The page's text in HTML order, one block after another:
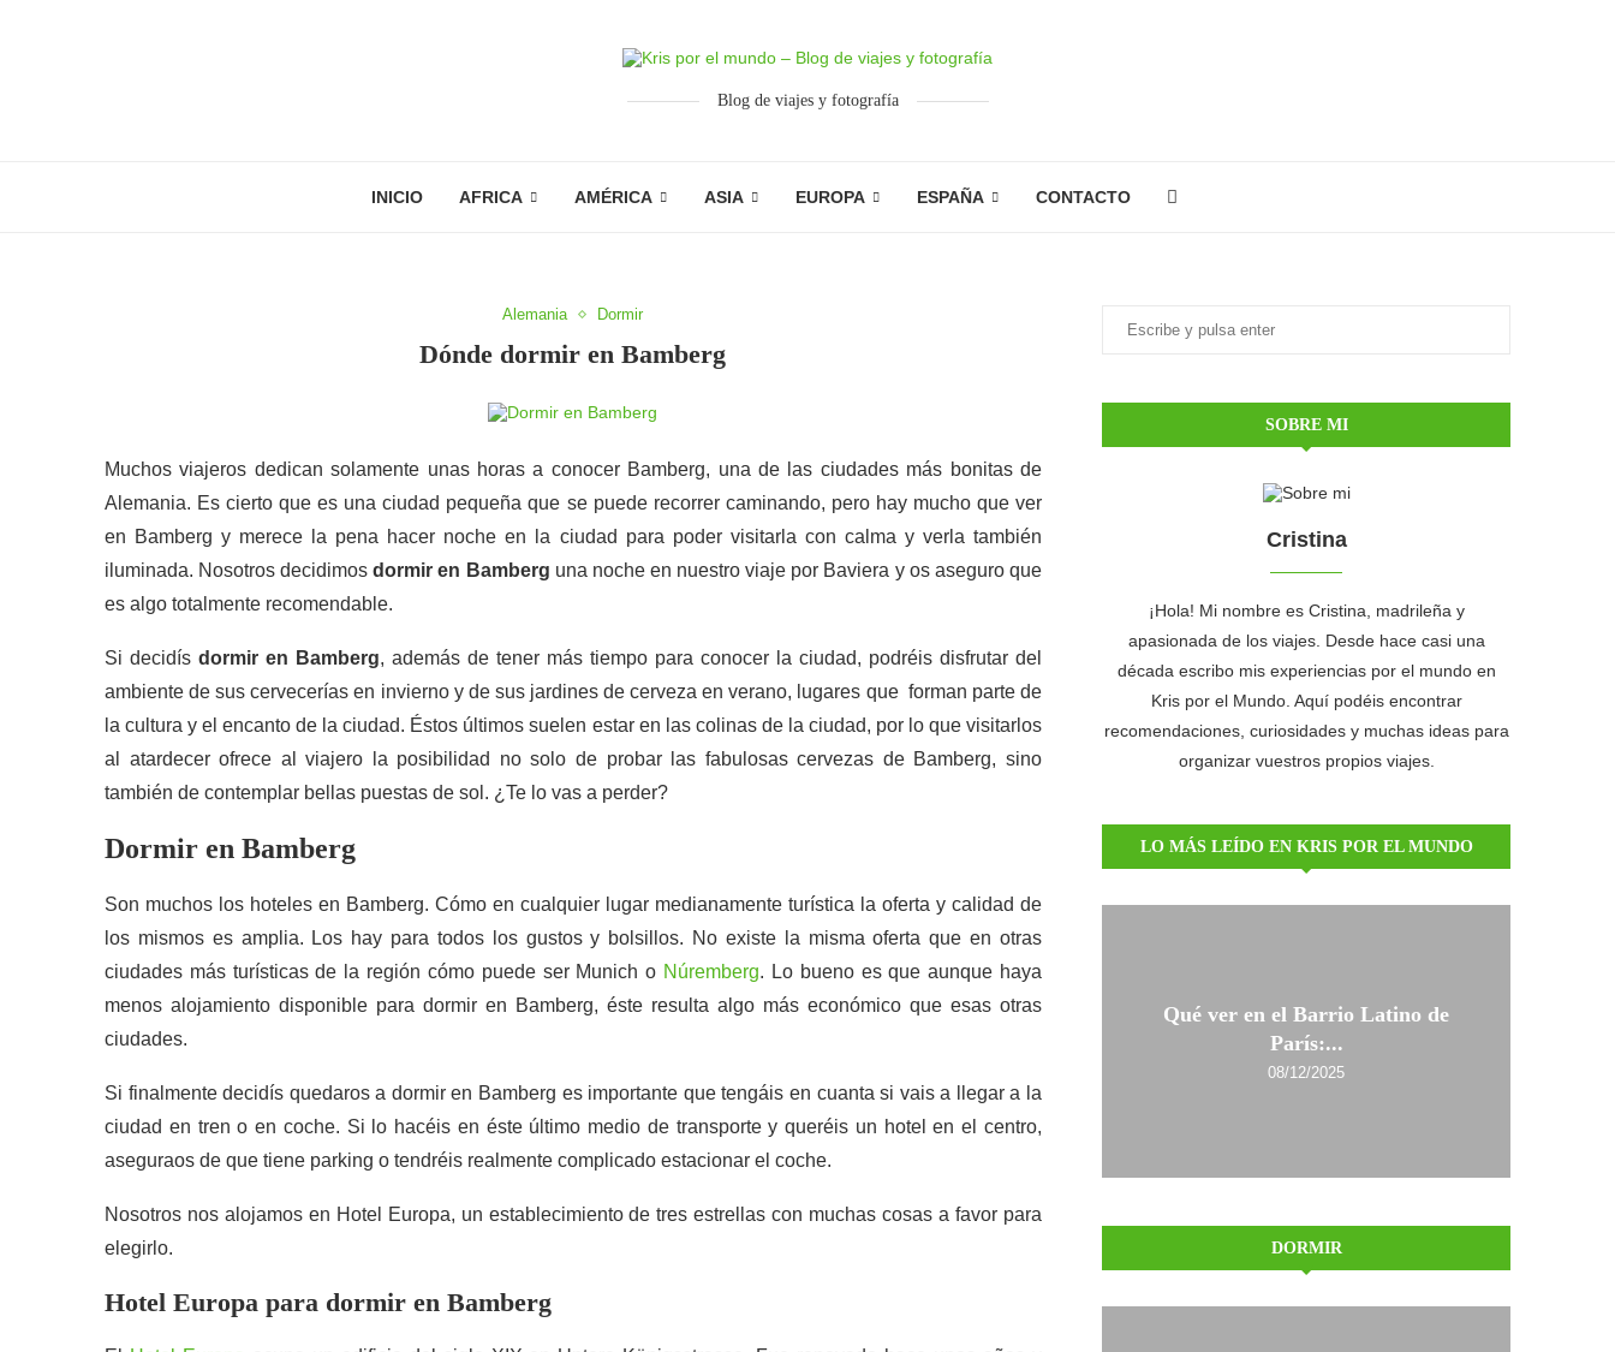
Blog de viajes y fotografía
INICIO AFRICA AMÉRICA ASIA EUROPA ESPAÑA CONTACTO
Alemania Dormir
Dónde dormir en Bamberg
Muchos viajeros dedican solamente unas horas a conocer Bamberg, una de las ciudades más bonitas de
Alemania. Es cierto que es una ciudad pequeña que se puede recorrer caminando, pero hay mucho que ver
en Bamberg y merece la pena hacer noche en la ciudad para poder visitarla con calma y verla también
iluminada. Nosotros decidimosdormir en Bamberg una noche en nuestro viaje por Baviera y os aseguro que
es algo totalmente recomendable.
Si decidís dormir en Bamberg, además de tener más tiempo para conocer la ciudad, podréis disfrutar del
ambiente de sus cervecerías en invierno y de sus jardines de cerveza en verano, lugares que forman parte de
la cultura y el encanto de la ciudad. Éstos últimos suelen estar en las colinas de la ciudad, por lo que visitarlos
al atardecer ofrece al viajero la posibilidad no solo de probar las fabulosas cervezas de Bamberg, sino
también de contemplar bellas puestas de sol. ¿Te lo vas a perder?
Dormir en Bamberg
Son muchos los hoteles en Bamberg. Cómo en cualquier lugar medianamente turística la oferta y calidad de
los mismos es amplia. Los hay para todos los gustos y bolsillos. No existe la misma oferta que en otras
ciudades más turísticas de la región cómo puede ser Munich o Núremberg. Lo bueno es que aunque haya
menos alojamiento disponible para dormir en Bamberg, éste resulta algo más económico que esas otras
ciudades.
Si finalmente decidís quedaros a dormir en Bamberg es importante que tengáis en cuanta si vais a llegar a la
ciudad en tren o en coche. Si lo hacéis en éste último medio de transporte y queréis un hotel en el centro,
aseguraos de que tiene parking o tendréis realmente complicado estacionar el coche.
Nosotros nos alojamos en Hotel Europa, un establecimiento de tres estrellas con muchas cosas a favor para
elegirlo.
Hotel Europa para dormir en Bamberg
SOBRE MI
Cristina
¡Hola! Mi nombre es Cristina, madrileña y
apasionada de los viajes. Desde hace casi una
década escribo mis experiencias por el mundo en
Kris por el Mundo. Aquí podéis encontrar
recomendaciones, curiosidades y muchas ideas para
organizar vuestros propios viajes.
LO MÁS LEÍDO EN KRIS POR EL MUNDO
Qué ver en el Barrio Latino de
París:...
08/12/2025
DORMIR